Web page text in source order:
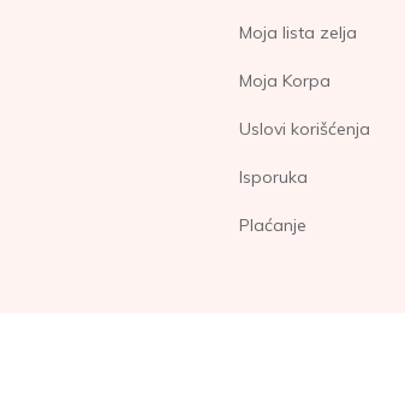
Moja lista zelja
Moja Korpa
Uslovi korišćenja
Isporuka
Plaćanje